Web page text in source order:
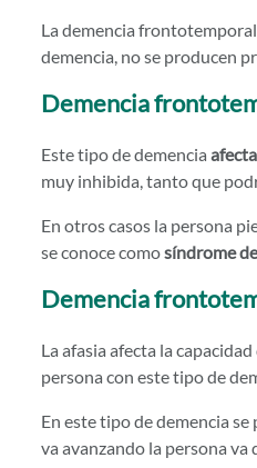
La demencia
demencia, no se producen
Demencia
Este tipo de demencia
muy inhibida, tanto que
En otros casos la persona
se conoce comosíndrome
Demencia
La afasia afecta la capacidad
persona con este tipo de
En este tipo de demencia
va avanzando la persona va